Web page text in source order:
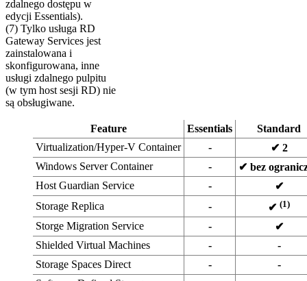
zdalnego dostępu w
edycji Essentials).
(7) Tylko usługa RD
Gateway Services jest
zainstalowana i
skonfigurowana, inne
usługi zdalnego pulpitu
(w tym host sesji RD) nie
są obsługiwane.
Feature Essentials
Standard
Virtualization/Hyper-V Container
-
✔ 2
Windows Server Container
-
✔ bez
Host Guardian Service
-
✔
Storage Replica
- ✔ (1)
Storge Migration Service -
✔
Shielded Virtual Machines
-
-
Storage Spaces Direct
-
-